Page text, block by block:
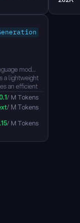
model
a lightweight
an efficient
with
achieves
fusion
It
/ M Tokens
/ M Tokens
/ M Tokens